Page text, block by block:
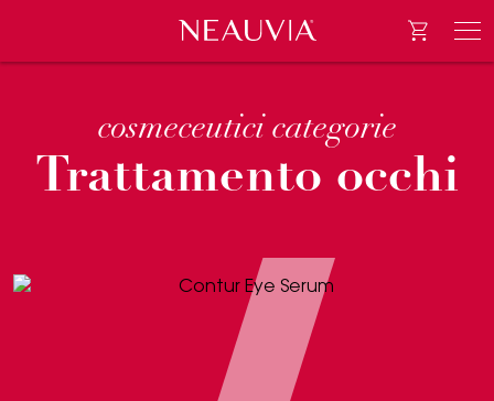
Neauvia Go to e-
cosmeceutici categorie
Trattamento occhi